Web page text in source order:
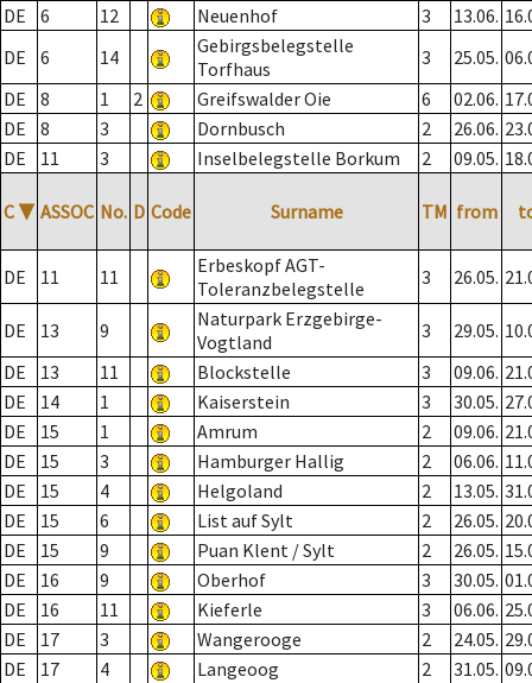
DE
6 12 Neuenhof 3 13.06.
DE
6 14
Gebirgsbelegstelle
Torfhaus
3 25.05.
DE
8 1 2 Greifswalder Oie 6 02.06.
DE
8 3 Dornbusch 2 26.06.
DE
11 3 Inselbelegstelle Borkum 2 09.05.
C ▼ ASSOC No. D Code Surname TM from
DE 11 11
Erbeskopf AGT-
Toleranzbelegstelle
3 26.05.
DE 13 9
Naturpark Erzgebirge-
Vogtland
3 29.05.
DE
13 11 Blockstelle 3 09.06.
DE
14 1 Kaiserstein 3 30.05.
DE
15 1 Amrum 2 09.06.
DE
15 3 Hamburger Hallig 2 06.06.
DE
15 4 Helgoland 2 13.05.
DE
15 6 List auf Sylt 2 26.05.
DE
15 9 Puan Klent / Sylt 2 26.05.
DE
16 9 Oberhof 3 30.05.
DE
16 11 Kieferle 3 06.06.
DE
17 3 Wangerooge 2 24.05.
DE
17 4 Langeoog 2 31.05.